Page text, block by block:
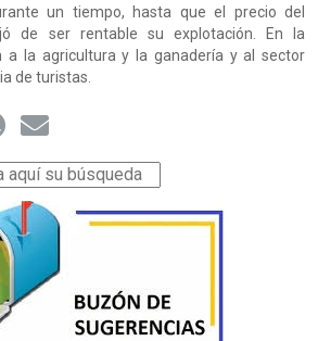
un tiempo, hasta que el precio del
de ser rentable su explotación. En la
a la agricultura y la ganadería y al sector
de turistas.